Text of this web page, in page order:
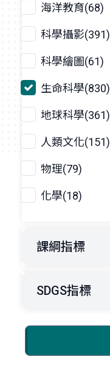
海洋教育(68)
科學攝影(391)
科學繪圖(61)
生命科學(830)
地球科學(361)
人類文化(151)
物理(79)
化學(18)
課綱指標
SDGS指標